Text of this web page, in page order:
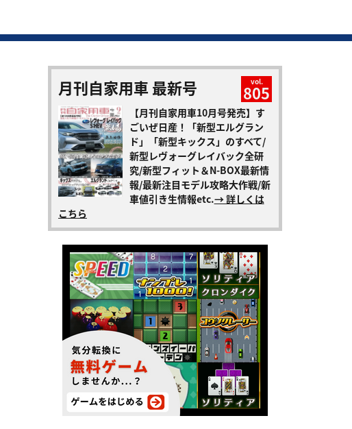
月刊自家用車 最新号 vol.
805
【月刊自家用車10月号発売】す
ごいぜ日産！「新型エルグラン
ド」「新型キックス」のすべて/
新型レヴォーグレイバック全研
究/新型フィット＆N-BOX最新情
報/最新注目モデル攻略大作戦/新
車値引き生情報etc.→ 詳しくは
こちら